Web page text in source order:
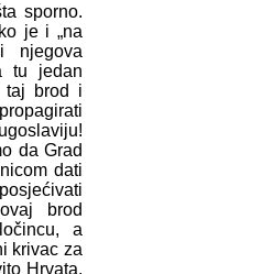
sporno.
je i „na
njegova
tu jedan
taj brod i
da Grad
dati
brod
a
krivac za
Hrvata,